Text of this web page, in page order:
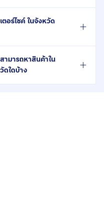
อร์ไซค์ ในจังหวัด
ามารถหาสินค้าใน
ดใดบ้าง